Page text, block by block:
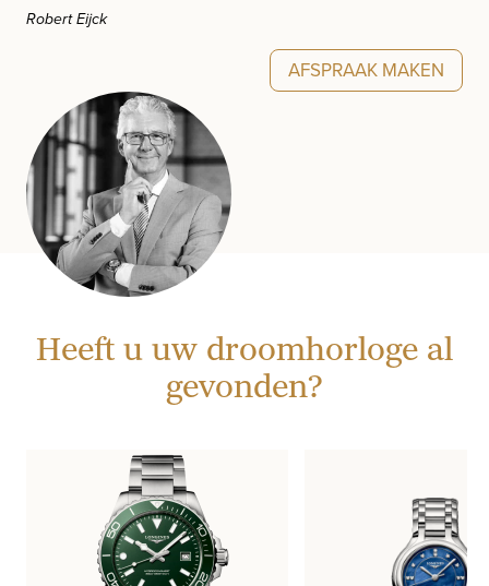
Robert Eijck
AFSPRAAK MAKEN
Heeft u uw droomhorloge al
gevonden?